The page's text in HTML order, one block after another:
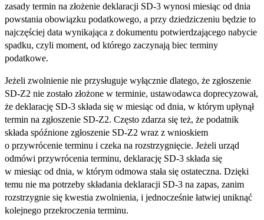
zasady termin na złożenie deklaracji SD‑3 wynosi miesiąc od dnia
powstania obowiązku podatkowego, a przy dziedziczeniu będzie to
najczęściej data wynikająca z dokumentu potwierdzającego nabycie
spadku, czyli moment, od którego zaczynają biec terminy
podatkowe.
Jeżeli zwolnienie nie przysługuje wyłącznie dlatego, że zgłoszenie
SD‑Z2 nie zostało złożone w terminie, ustawodawca doprecyzował,
że deklarację SD‑3 składa się w miesiąc od dnia, w którym upłynął
termin na zgłoszenie SD‑Z2. Często zdarza się też, że podatnik
składa spóźnione zgłoszenie SD‑Z2 wraz z wnioskiem
o przywrócenie terminu i czeka na rozstrzygnięcie. Jeżeli urząd
odmówi przywrócenia terminu, deklarację SD‑3 składa się
w miesiąc od dnia, w którym odmowa stała się ostateczna. Dzięki
temu nie ma potrzeby składania deklaracji SD‑3 na zapas, zanim
rozstrzygnie się kwestia zwolnienia, i jednocześnie łatwiej uniknąć
kolejnego przekroczenia terminu.